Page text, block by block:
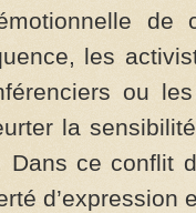
les
ou
la
Dans ce conflit
d’expression